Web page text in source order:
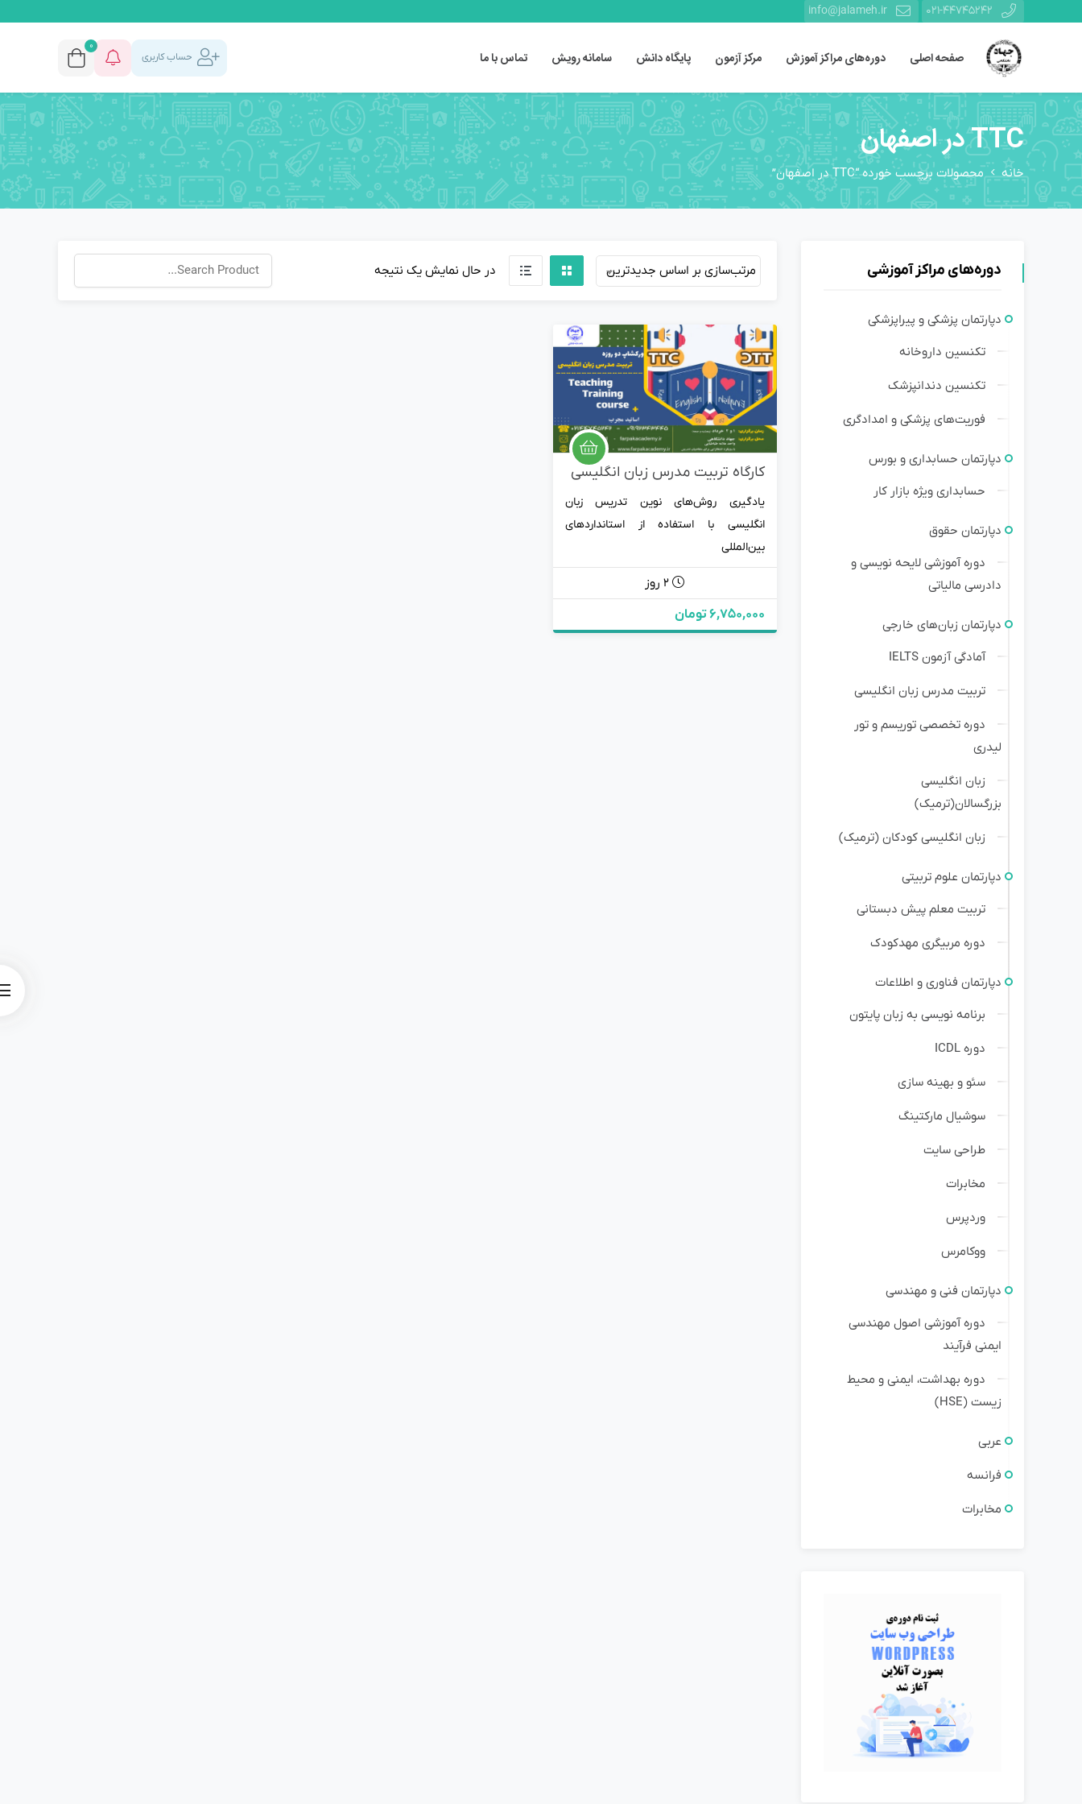
021-44745242
info@jalameh.ir
صفحه اصلی دوره‌های مراکز آموزش مرکز آزمون پایگاه دانش سامانه رویش تماس با ما حساب کاربری
0
TTC در اصفهان
خانه محصولات برچسب خورده “TTC در اصفهان”
مرتب‌سازی بر اساس جدیدترین در حال نمایش یک نتیجه
کارگاه تربیت مدرس زبان انگلیسی
یادگیری روش‌های نوین تدریس زبان
انگلیسی با استفاده از استانداردهای
بین‌المللی
2 روز
6,750,000 تومان
دوره‌های مراکز آموزشی
دپارتمان پزشکی و پیراپزشکی
تکنسین داروخانه
تکنسین دندانپزشک
فوریت‌های پزشکی و امدادگری
دپارتمان حسابداری و بورس
حسابداری ویژه بازار کار
دپارتمان حقوق
دوره آموزشی لایحه نویسی و
دادرسی مالیاتی
دپارتمان زبان‌های خارجی
آمادگی آزمون IELTS
تربیت مدرس زبان انگلیسی
دوره تخصصی توریسم و تور
لیدری
زبان انگلیسی
بزرگسالان(ترمیک)
زبان انگلیسی کودکان (ترمیک)
دپارتمان علوم تربیتی
تربیت معلم پیش دبستانی
دوره مربیگری مهدکودک
دپارتمان فناوری و اطلاعات
برنامه نویسی به زبان پایتون
دوره ICDL
سئو و بهینه سازی
سوشیال مارکتینگ
طراحی سایت
مخابرات
وردپرس
ووکامرس
دپارتمان فنی و مهندسی
دوره آموزشی اصول مهندسی
ایمنی فرآیند
دوره بهداشت، ایمنی و محیط
زیست (HSE)
عربی
فرانسه
مخابرات